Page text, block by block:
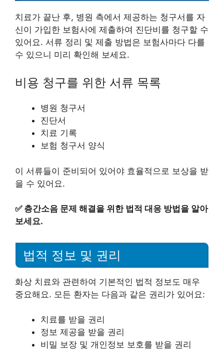
치료가 끝난 후, 병원 측에서 제공하는 청구서를 자
신이 가입한 보험사에 제출하여 진단비를 청구할 수
있어요. 서류 정리 및 제출 방법은 보험사마다 다를
수 있으니 미리 확인해 보세요.
비용 청구를 위한 서류 목록
병원 청구서
진단서
치료 기록
보험 청구서 양식
이 서류들이 준비되어 있어야 효율적으로 보상을 받
을 수 있어요.
✅ 층간소음 문제 해결을 위한 법적 대응 방법을 알아
보세요.
법적 정보 및 권리
화상 치료와 관련하여 기본적인 법적 정보도 매우
중요해요. 모든 환자는 다음과 같은 권리가 있어요:
치료를 받을 권리
정보 제공을 받을 권리
비밀 보장 및 개인정보 보호를 받을 권리